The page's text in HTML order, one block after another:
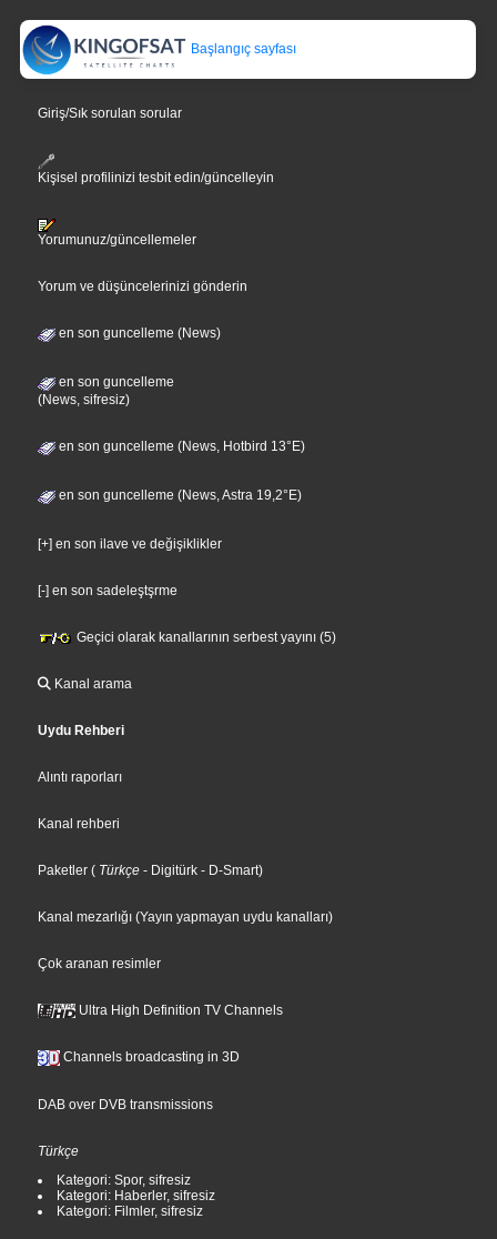
Başlangıç sayfası
Giriş/Sık sorulan sorular
Kişisel profilinizi tesbit edin/güncelleyin
Yorumunuz/güncellemeler
Yorum ve düşüncelerinizi gönderin
en son guncelleme (News)
en son guncelleme
(News, sifresiz)
en son guncelleme (News, Hotbird 13°E)
en son guncelleme (News, Astra 19,2°E)
[+] en son ilave ve değişiklikler
[-] en son sadeleştşrme
Geçici olarak kanallarının serbest yayını (5)
Kanal arama
Uydu Rehberi
Alıntı raporları
Kanal rehberi
Paketler ( Türkçe - Digitürk - D-Smart)
Kanal mezarlığı (Yayın yapmayan uydu kanalları)
Çok aranan resimler
Ultra High Definition TV Channels
Channels broadcasting in 3D
DAB over DVB transmissions
Türkçe
Kategori: Spor, sifresiz
Kategori: Haberler, sifresiz
Kategori: Filmler, sifresiz